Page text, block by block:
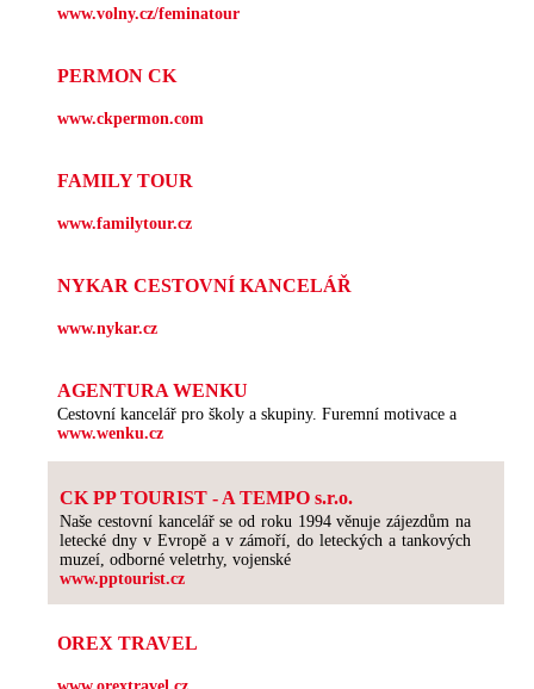
www.volny.cz/feminatour
PERMON CK
www.ckpermon.com
FAMILY TOUR
www.familytour.cz
NYKAR CESTOVNÍ KANCELÁŘ
www.nykar.cz
AGENTURA WENKU
Cestovní kancelář pro školy a skupiny. Furemní motivace a
www.wenku.cz
CK PP TOURIST - A TEMPO s.r.o.
Naše cestovní kancelář se od roku 1994 věnuje zájezdům na
letecké dny v Evropě a v zámoří, do leteckých a tankových
muzeí, odborné veletrhy, vojenské
www.pptourist.cz
OREX TRAVEL